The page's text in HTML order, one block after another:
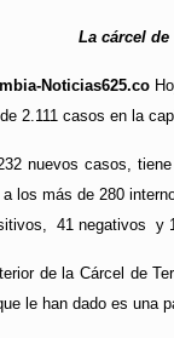
La cárcel
Noticias625.co
2.111 casos en la
nuevos casos,
los más de 280
41 negativos y
de la Cárcel de
le han dado es una